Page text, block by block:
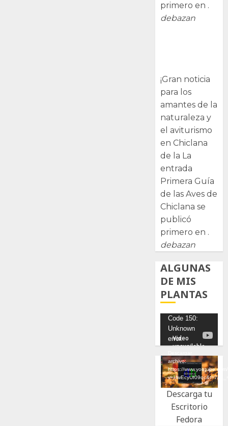
primero en .
debazan
¡Gran noticia
para los
amantes de la
naturaleza y
el aviturismo
en Chiclana
de la La
entrada
Primera Guía
de las Aves de
Chiclana se
publicó
primero en .
debazan
ALGUNAS
DE MIS
PLANTAS
Reproductor
de
vídeo
Code 150:
Unknown
error.
archivo:
https://
Descarga tu
Escritorio
Fedora